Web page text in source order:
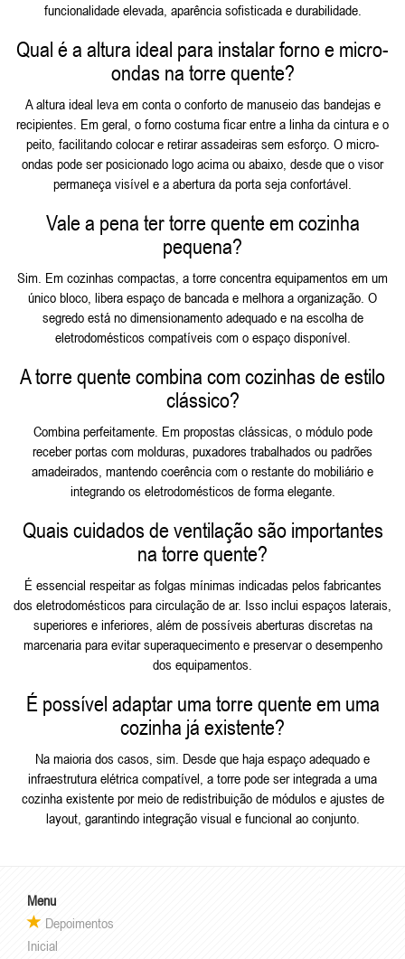
funcionalidade elevada, aparência sofisticada e durabilidade.
Qual é a altura ideal para instalar forno e micro-
ondas na torre quente?
A altura ideal leva em conta o conforto de manuseio das bandejas e
recipientes. Em geral, o forno costuma ficar entre a linha da cintura e o
peito, facilitando colocar e retirar assadeiras sem esforço. O micro-
ondas pode ser posicionado logo acima ou abaixo, desde que o visor
permaneça visível e a abertura da porta seja confortável.
Vale a pena ter torre quente em cozinha
pequena?
Sim. Em cozinhas compactas, a torre concentra equipamentos em um
único bloco, libera espaço de bancada e melhora a organização. O
segredo está no dimensionamento adequado e na escolha de
eletrodomésticos compatíveis com o espaço disponível.
A torre quente combina com cozinhas de estilo
clássico?
Combina perfeitamente. Em propostas clássicas, o módulo pode
receber portas com molduras, puxadores trabalhados ou padrões
amadeirados, mantendo coerência com o restante do mobiliário e
integrando os eletrodomésticos de forma elegante.
Quais cuidados de ventilação são importantes
na torre quente?
É essencial respeitar as folgas mínimas indicadas pelos fabricantes
dos eletrodomésticos para circulação de ar. Isso inclui espaços laterais,
superiores e inferiores, além de possíveis aberturas discretas na
marcenaria para evitar superaquecimento e preservar o desempenho
dos equipamentos.
É possível adaptar uma torre quente em uma
cozinha já existente?
Na maioria dos casos, sim. Desde que haja espaço adequado e
infraestrutura elétrica compatível, a torre pode ser integrada a uma
cozinha existente por meio de redistribuição de módulos e ajustes de
layout, garantindo integração visual e funcional ao conjunto.
Menu
Depoimentos
Inicial